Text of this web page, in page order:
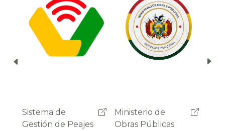
Ministerio de
Obras Públicas
Administradora
Boliviana de